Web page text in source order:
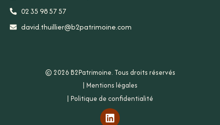
02 35 98 57 57
david.thuillier@b2patrimoine.com
© 2026 B2Patrimoine. Tous droits réservés
| Mentions légales
| Politique de confidentialité